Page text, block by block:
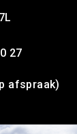
27
afspraak)